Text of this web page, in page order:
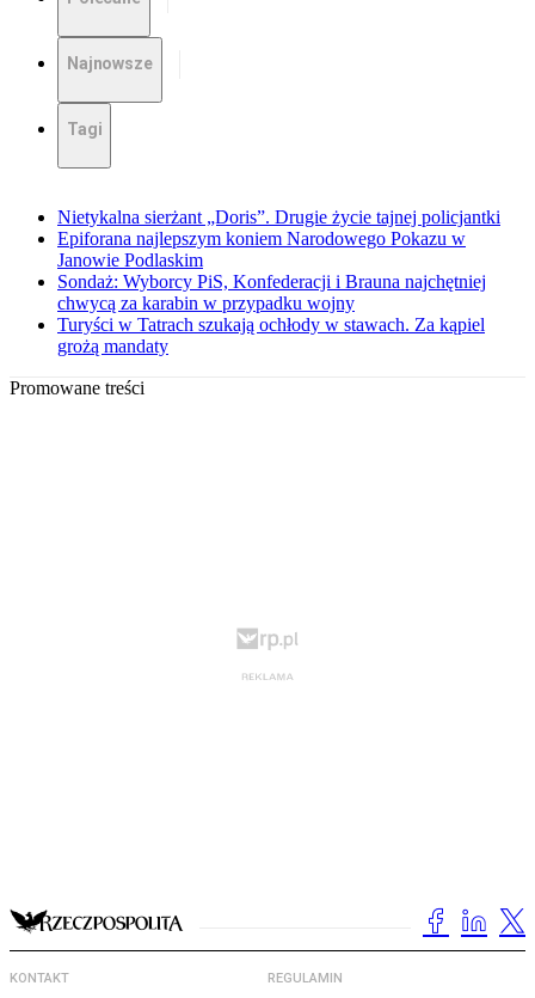
Najnowsze
Tagi
Nietykalna sierżant „Doris”. Drugie życie tajnej policjantki
Epiforana najlepszym koniem Narodowego Pokazu w
Janowie Podlaskim
Sondaż: Wyborcy PiS, Konfederacji i Brauna najchętniej
chwycą za karabin w przypadku wojny
Turyści w Tatrach szukają ochłody w stawach. Za kąpiel
grożą mandaty
Promowane treści
KONTAKT REGULAMIN